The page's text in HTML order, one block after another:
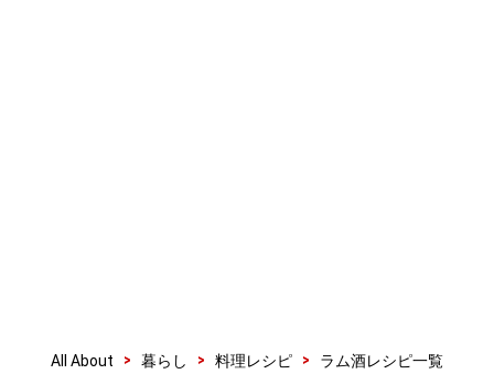
All About > 暮らし > 料理レシピ > ラム酒レシピ一覧